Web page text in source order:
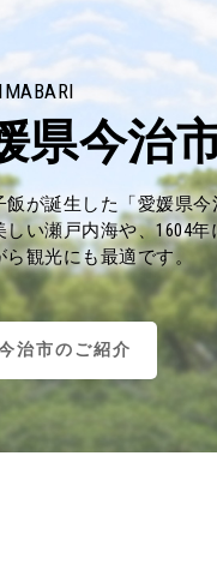
県今治
飯が誕生した「愛媛県
しい瀬戸内海や、1604
観光にも最適です。
治市のご紹介